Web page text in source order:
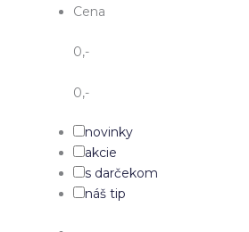
Cena
0,-
0,-
novinky
akcie
s darčekom
náš tip